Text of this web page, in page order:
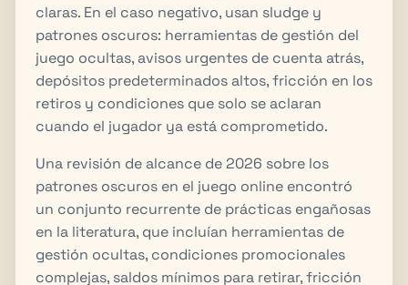
claras. En el caso negativo, usan sludge y
patrones oscuros: herramientas de gestión del
juego ocultas, avisos urgentes de cuenta atrás,
depósitos predeterminados altos, fricción en los
retiros y condiciones que solo se aclaran
cuando el jugador ya está comprometido.
Una revisión de alcance de 2026 sobre los
patrones oscuros en el juego online encontró
un conjunto recurrente de prácticas engañosas
en la literatura, que incluían herramientas de
gestión ocultas, condiciones promocionales
complejas, saldos mínimos para retirar, fricción